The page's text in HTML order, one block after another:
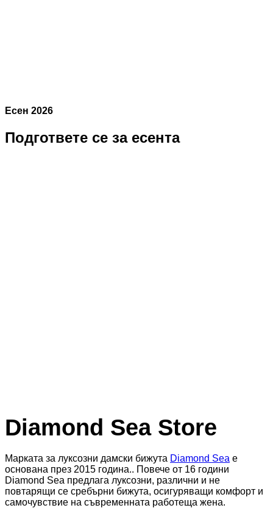
Есен 2026
Подгответе се за есента
Diamond Sea Store
Марката за луксозни дамски бижута Diamond Sea е
основана през 2015 година.. Повече от 16 години
Diamond Sea предлага луксозни, различни и не
повтарящи се сребърни бижута, осигуряващи комфорт и
самочувствие на съвременната работеща жена.